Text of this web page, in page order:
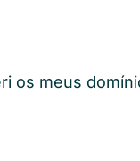
os meus